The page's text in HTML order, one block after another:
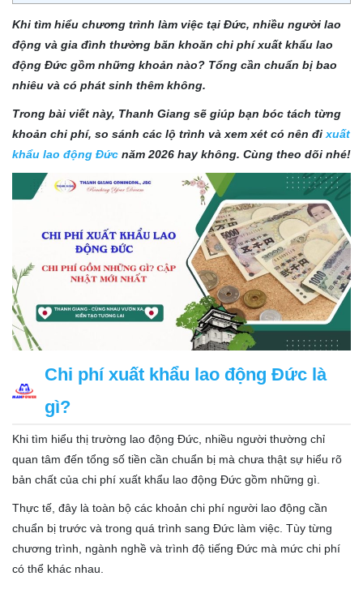
Khi tìm hiểu chương trình làm việc tại Đức, nhiều người lao
động và gia đình thường băn khoăn chi phí xuất khẩu lao
động Đức gồm những khoản nào? Tổng cần chuẩn bị bao
nhiêu và có phát sinh thêm không.
Trong bài viết này, Thanh Giang sẽ giúp bạn bóc tách từng
khoản chi phí, so sánh các lộ trình và xem xét có nên đi xuất
khẩu lao động Đức năm 2026 hay không. Cùng theo dõi nhé!
Chi phí xuất khẩu lao động Đức là
gì?
Khi tìm hiểu thị trường lao động Đức, nhiều người thường chỉ
quan tâm đến tổng số tiền cần chuẩn bị mà chưa thật sự hiểu rõ
bản chất của chi phí xuất khẩu lao động Đức gồm những gì.
Thực tế, đây là toàn bộ các khoản chi phí người lao động cần
chuẩn bị trước và trong quá trình sang Đức làm việc. Tùy từng
chương trình, ngành nghề và trình độ tiếng Đức mà mức chi phí
có thể khác nhau.